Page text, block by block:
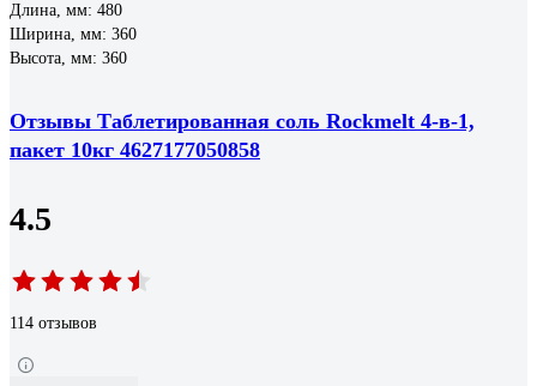
Длина, мм: 480
Ширина, мм: 360
Высота, мм: 360
Отзывы Таблетированная соль Rockmelt 4-в-1,
пакет 10кг 4627177050858
4.5
114 отзывов